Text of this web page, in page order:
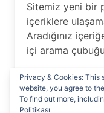
Sitemiz yeni bir
içeriklere
Aradığınız
içi arama
Anlayışınız için
Privacy & Cookies: This
website, you agree to
To find out more,
Politikası